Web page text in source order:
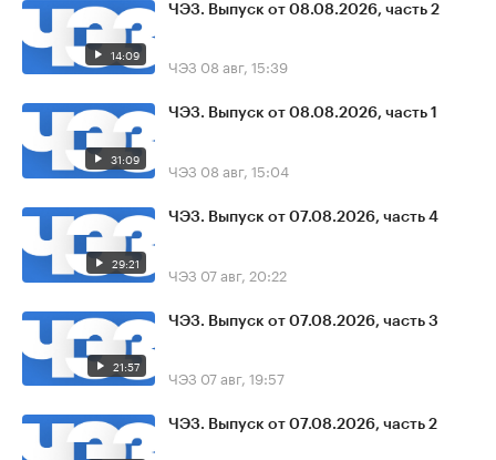
14:09
ЧЭЗ. Выпуск от 08.08.2026, часть 2
ЧЭЗ 08 авг, 15:39
31:09
ЧЭЗ. Выпуск от 08.08.2026, часть 1
ЧЭЗ 08 авг, 15:04
29:21
ЧЭЗ. Выпуск от 07.08.2026, часть 4
ЧЭЗ 07 авг, 20:22
21:57
ЧЭЗ. Выпуск от 07.08.2026, часть 3
ЧЭЗ 07 авг, 19:57
ЧЭЗ. Выпуск от 07.08.2026, часть 2